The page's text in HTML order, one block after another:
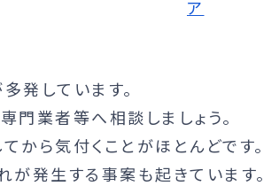
発しています。
業者等へ相談しましょう。
ら気付くことがほとんどです。
発生する事案も起きています。